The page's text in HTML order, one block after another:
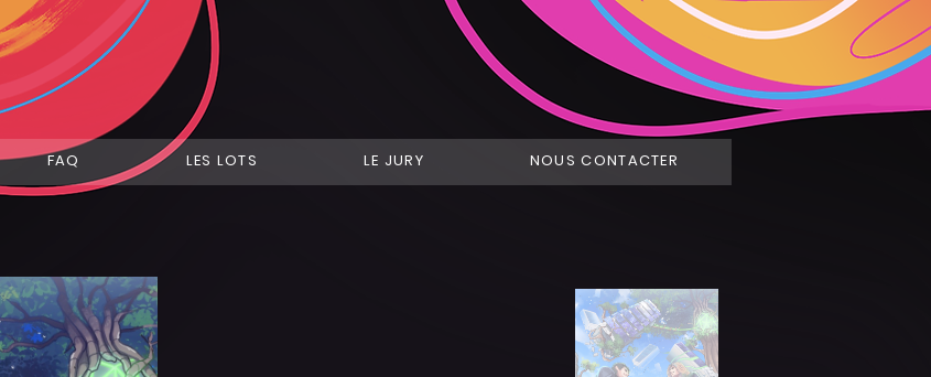
FAQ LES LOTS LE JURY NOUS CONTACTER